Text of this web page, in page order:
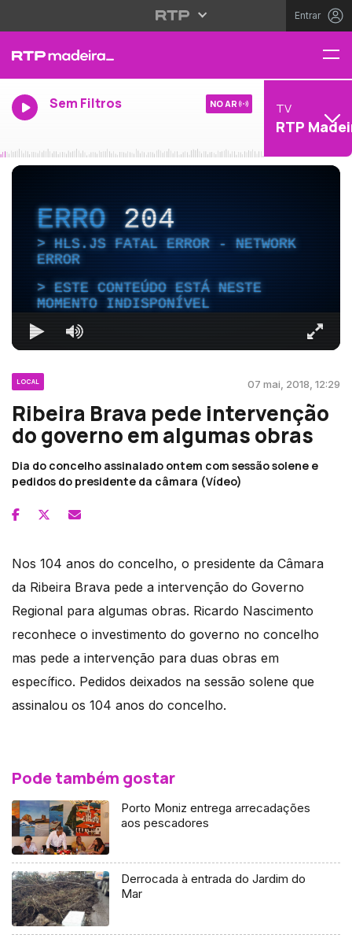
Entrar
Sem Filtros NO AR TV
RTP
ERRO204
HLS.JS FATAL ERROR - NETWORK
ERROR
ESTE CONTEÚDO ESTÁ NESTE
MOMENTO INDISPONÍVEL
LOCAL 07 mai, 2018, 12:29
Ribeira Brava pede intervenção
do governo em algumas obras
Dia do concelho assinalado ontem com sessão solene e
pedidos do presidente da câmara (Vídeo)
Nos 104 anos do concelho, o presidente da Câmara
da Ribeira Brava pede a intervenção do Governo
Regional para algumas obras. Ricardo Nascimento
reconhece o investimento do governo no concelho
mas pede a intervenção para duas obras em
específico. Pedidos deixados na sessão solene que
assinalou os 104 anos do concelho.
Pode também gostar
Porto Moniz entrega arrecadações
aos pescadores
Derrocada à entrada do Jardim do
Mar